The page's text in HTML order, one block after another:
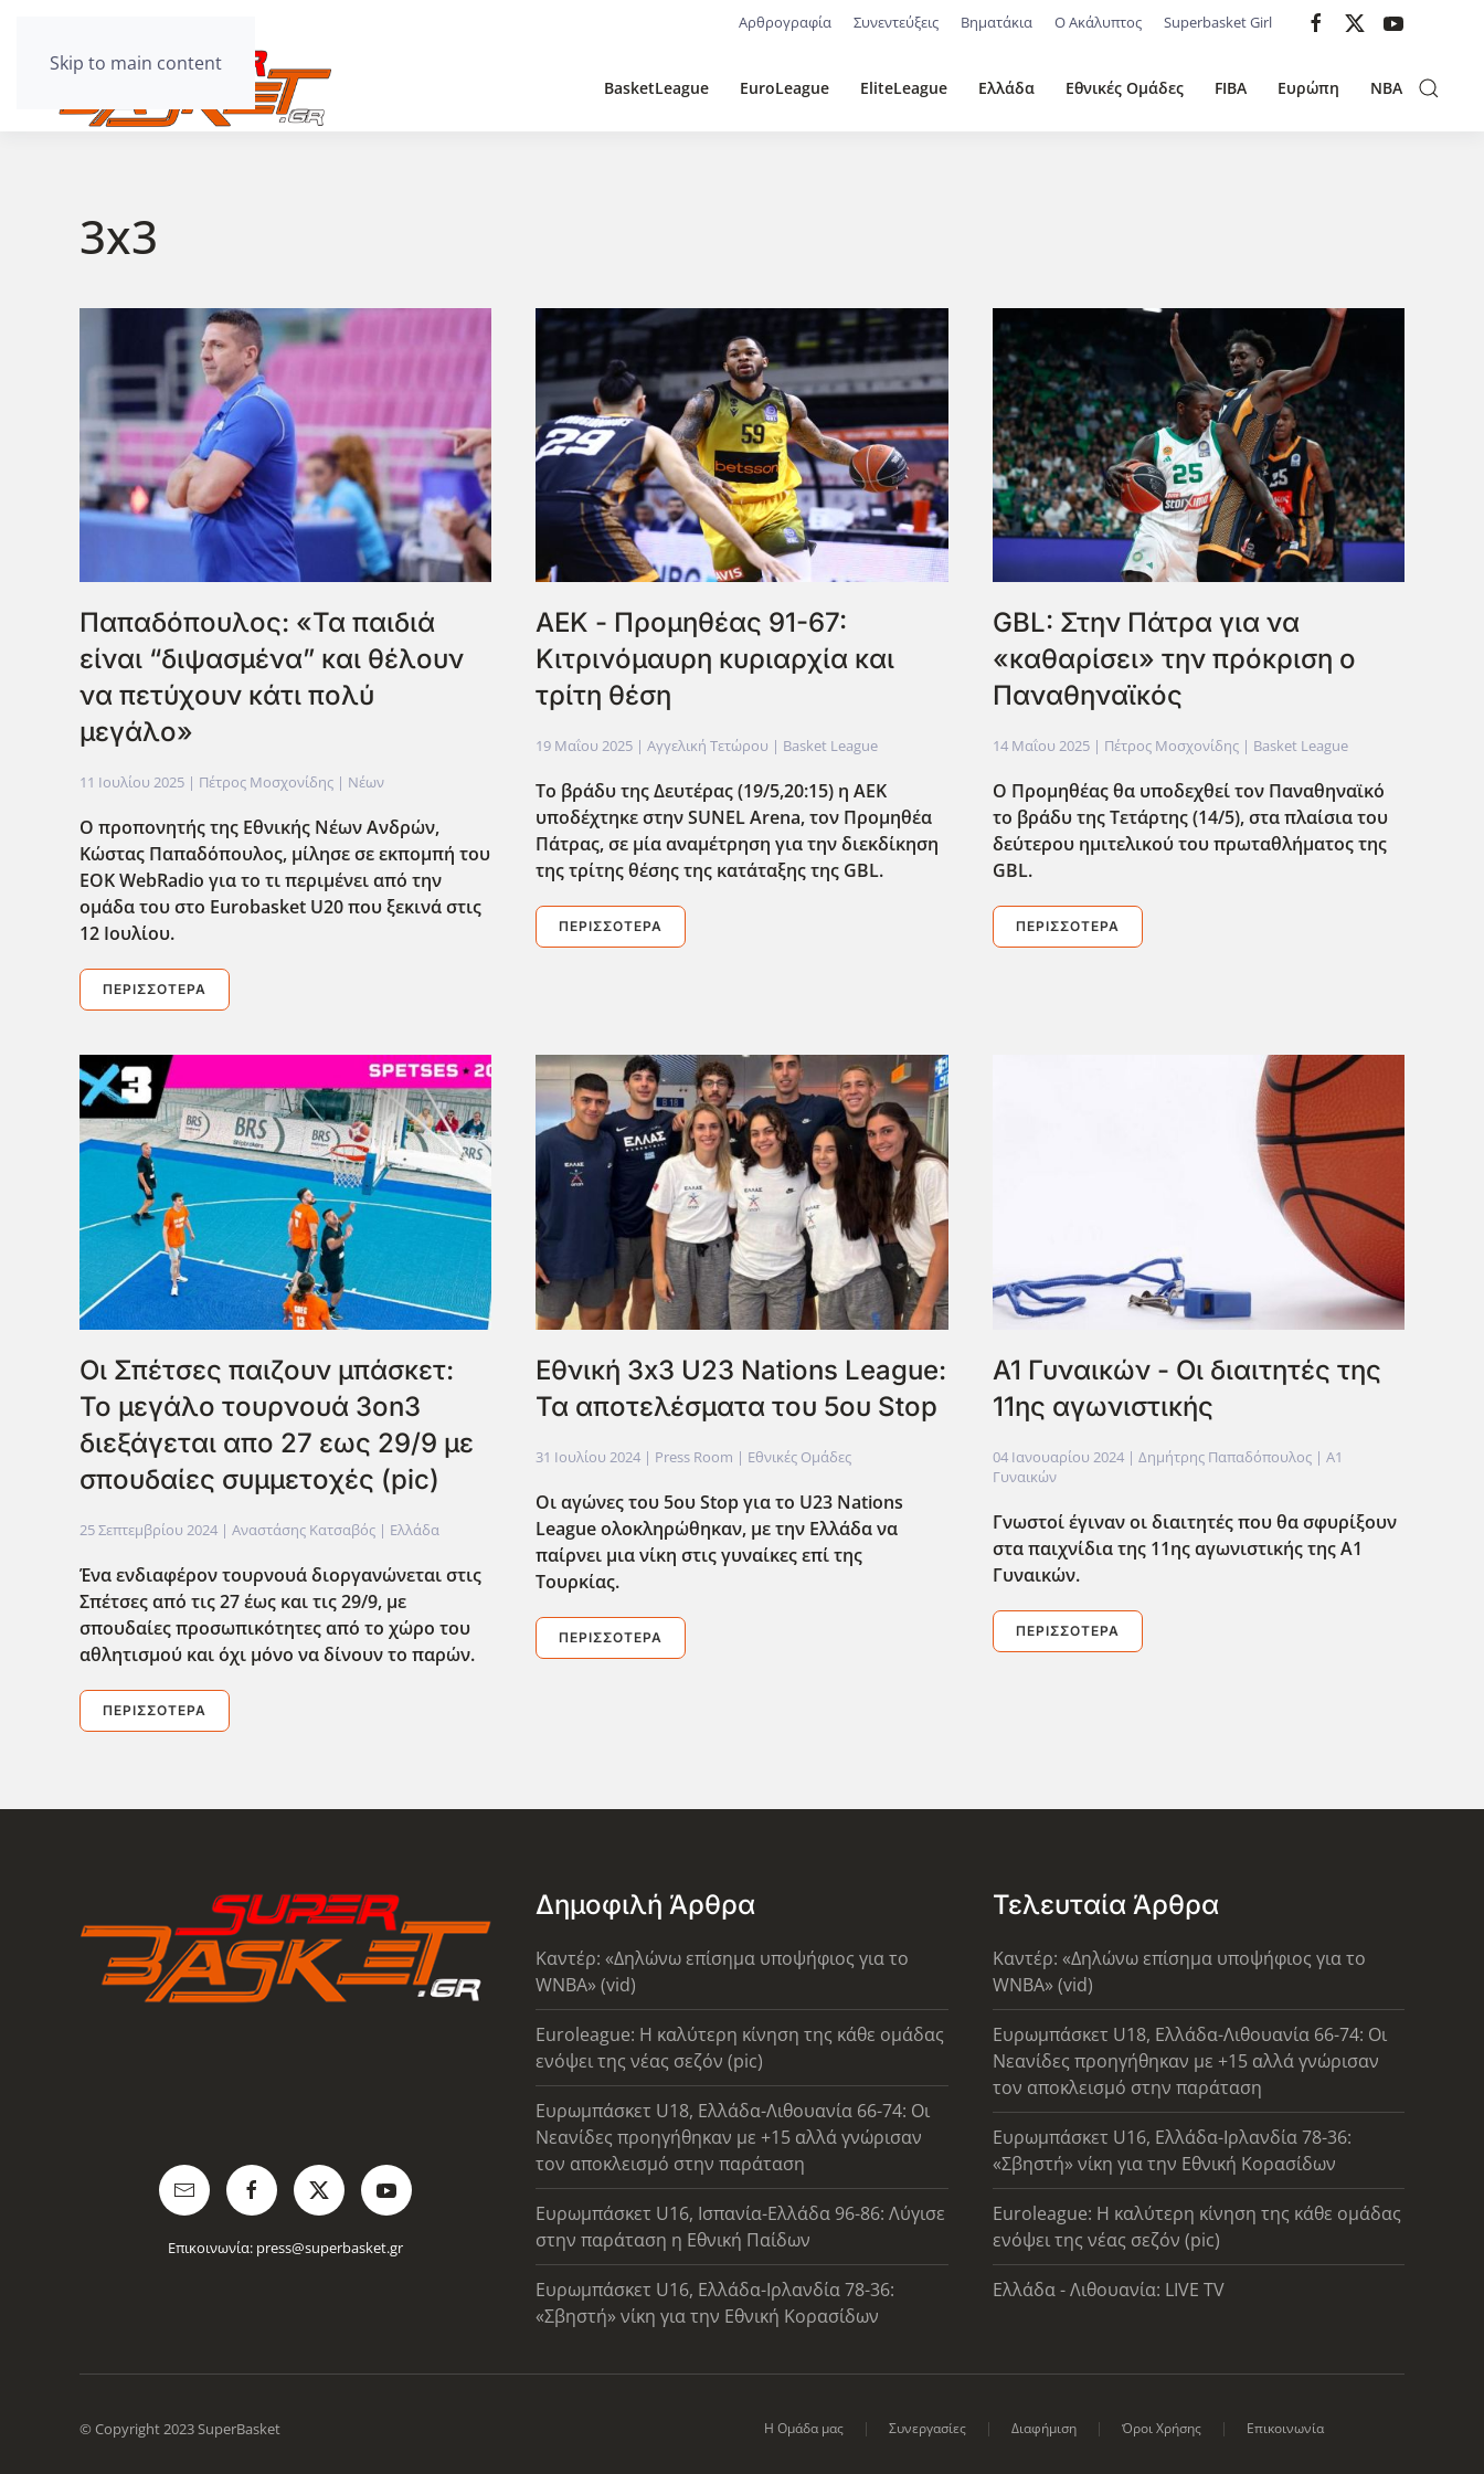
Skip to main content
Αρθρογραφία Συνεντεύξεις Βηματάκια Ο Ακάλυπτος Superbasket Girl
BasketLeague EuroLeague EliteLeague Ελλάδα Εθνικές Ομάδες FIBA Ευρώπη NBA
3x3
Παπαδόπουλος: «Τα παιδιά
είναι “διψασμένα” και θέλουν
να πετύχουν κάτι πολύ
μεγάλο»
11 Ιουλίου 2025 | Πέτρος Μοσχονίδης | Νέων
Ο προπονητής της Εθνικής Νέων Ανδρών,
Κώστας Παπαδόπουλος, μίλησε σε εκπομπή του
ΕΟΚ WebRadio για το τι περιμένει από την
ομάδα του στο Eurobasket U20 που ξεκινά στις
12 Ιουλίου.
ΠΕΡΙΣΣΌΤΕΡΑ
ΑΕΚ - Προμηθέας 91-67:
Κιτρινόμαυρη κυριαρχία και
τρίτη θέση
19 Μαΐου 2025 | Αγγελική Τετώρου | Basket League
Το βράδυ της Δευτέρας (19/5,20:15) η ΑΕΚ
υποδέχτηκε στην SUNEL Arena, τον Προμηθέα
Πάτρας, σε μία αναμέτρηση για την διεκδίκηση
της τρίτης θέσης της κατάταξης της GBL.
ΠΕΡΙΣΣΌΤΕΡΑ
GBL: Στην Πάτρα για να
«καθαρίσει» την πρόκριση ο
Παναθηναϊκός
14 Μαΐου 2025| Πέτρος Μοσχονίδης | Basket League
Ο Προμηθέας θα υποδεχθεί τον Παναθηναϊκό
το βράδυ της Τετάρτης (14/5), στα πλαίσια του
δεύτερου ημιτελικού του πρωταθλήματος της
GBL.
ΠΕΡΙΣΣΌΤΕΡΑ
Οι Σπέτσες παιζουν μπάσκετ:
Το μεγάλο τουρνουά 3on3
διεξάγεται απο 27 εως 29/9 με
σπουδαίες συμμετοχές (pic)
25 Σεπτεμβρίου 2024 | Αναστάσης Κατσαβός | Ελλάδα
Ένα ενδιαφέρον τουρνουά διοργανώνεται στις
Σπέτσες από τις 27 έως και τις 29/9, με
σπουδαίες προσωπικότητες από το χώρο του
αθλητισμού και όχι μόνο να δίνουν το παρών.
ΠΕΡΙΣΣΌΤΕΡΑ
Εθνική 3x3 U23 Nations League:
Τα αποτελέσματα του 5ου Stop
31 Ιουλίου 2024 | Press Room | Εθνικές Ομάδες
Οι αγώνες του 5ου Stop για το U23 Nations
League ολοκληρώθηκαν, με την Ελλάδα να
παίρνει μια νίκη στις γυναίκες επί της
Τουρκίας.
ΠΕΡΙΣΣΌΤΕΡΑ
A1 Γυναικών - Οι διαιτητές της
11ης αγωνιστικής
04 Ιανουαρίου 2024| Δημήτρης Παπαδόπουλος | Α1
Γυναικών
Γνωστοί έγιναν οι διαιτητές που θα σφυρίξουν
στα παιχνίδια της 11ης αγωνιστικής της Α1
Γυναικών.
ΠΕΡΙΣΣΌΤΕΡΑ
Επικοινωνία: press@superbasket.gr
Δημοφιλή Άρθρα
Καντέρ: «Δηλώνω επίσημα υποψήφιος για το
WNBA» (vid)
Euroleague: Η καλύτερη κίνηση της κάθε ομάδας
ενόψει της νέας σεζόν (pic)
Ευρωμπάσκετ U18, Ελλάδα-Λιθουανία 66-74: Οι
Νεανίδες προηγήθηκαν με +15 αλλά γνώρισαν
τον αποκλεισμό στην παράταση
Ευρωμπάσκετ U16, Ισπανία-Ελλάδα 96-86: Λύγισε
στην παράταση η Εθνική Παίδων
Ευρωμπάσκετ U16, Ελλάδα-Ιρλανδία 78-36:
«Σβηστή» νίκη για την Εθνική Κορασίδων
Τελευταία Άρθρα
Καντέρ: «Δηλώνω επίσημα υποψήφιος για το
WNBA» (vid)
Ευρωμπάσκετ U18, Ελλάδα-Λιθουανία 66-74: Οι
Νεανίδες προηγήθηκαν με +15 αλλά γνώρισαν
τον αποκλεισμό στην παράταση
Ευρωμπάσκετ U16, Ελλάδα-Ιρλανδία 78-36:
«Σβηστή» νίκη για την Εθνική Κορασίδων
Euroleague: Η καλύτερη κίνηση της κάθε ομάδας
ενόψει της νέας σεζόν (pic)
Ελλάδα - Λιθουανία: LIVE TV
© Copyright 2023 SuperBasket Η Ομάδα μας Συνεργασίες Διαφήμιση Όροι Χρήσης Επικοινωνία